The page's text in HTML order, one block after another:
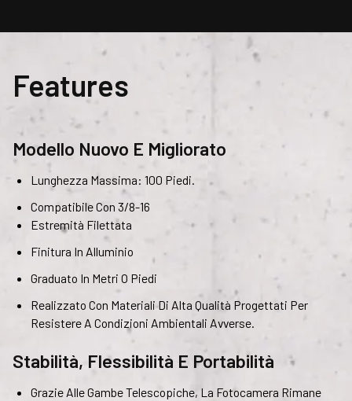
Features
Modello Nuovo E Migliorato
Lunghezza Massima: 100 Piedi.
Compatibile Con 3/8-16
Estremità Filettata
Finitura In Alluminio
Graduato In Metri O Piedi
Realizzato Con Materiali Di Alta Qualità Progettati Per
Resistere A Condizioni Ambientali Avverse.
Stabilità, Flessibilità E Portabilità
Grazie Alle Gambe Telescopiche, La Fotocamera Rimane